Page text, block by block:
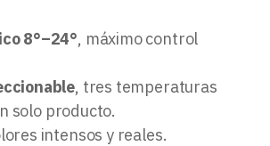
8°–24°, máximo control
, tres temperaturas
solo producto.
intensos y reales.